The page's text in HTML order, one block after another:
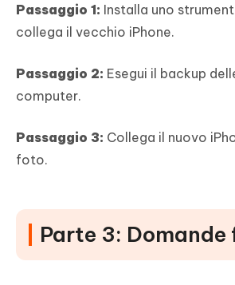
Passaggio 1: Installa uno
collega il vecchio iPhone.
Passaggio 2: Esegui il backup
computer.
Passaggio 3: Collega il nuovo
foto.
Parte 3: